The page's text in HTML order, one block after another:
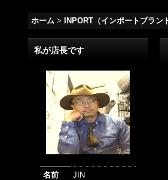
ホーム > INPORT（インポートブラン
私が店長です
名前
JIN